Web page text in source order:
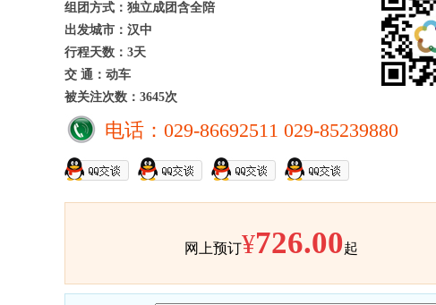
组团方式：独立成团含全陪
出发城市：汉中
行程天数：3天
交 通：动车
被关注次数：3645次
电话：029-86692511 029-85239880
网上预订¥726.00起